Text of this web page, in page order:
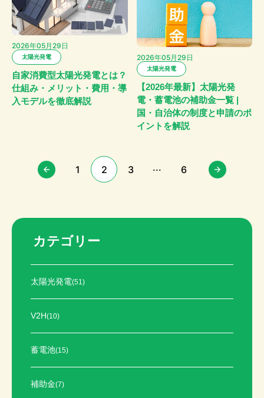
2026年05月29日
太陽光発電
自家消費型太陽光発電とは？
仕組み・メリット・費用・導
入モデルを徹底解説
2026年05月29日
太陽光発電
【2026年最新】太陽光発
電・蓄電池の補助金一覧 |
国・自治体の制度と申請のポ
イントを解説
1 2 3 ... 6
カテゴリー
太陽光発電(51)
V2H(10)
蓄電池(15)
補助金(7)